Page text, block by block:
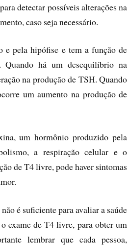
detectar possíveis alterações na
caso seja necessário.
pela hipófise e tem a função de
há um desequilíbrio na
na produção de TSH. Quando
um aumento na produção de
um hormônio produzido pela
a respiração celular e o
de T4 livre, pode haver sintomas
é suficiente para avaliar a saúde
exame de T4 livre, para obter um
lembrar que cada pessoa,